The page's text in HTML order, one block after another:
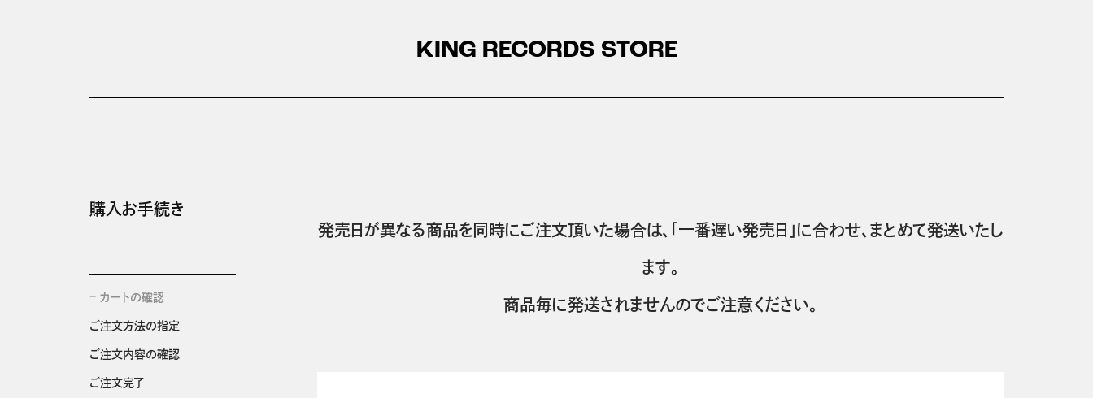
KING RECORDS STORE
購入お手続き
カートの確認
ご注文方法の指定
ご注文内容の確認
ご注文完了
発売日が異なる商品を同時にご注文頂いた場合は、「一番遅い発売日」に合わせ、まとめて発送いたし
ます。
商品毎に発送されませんのでご注意ください。